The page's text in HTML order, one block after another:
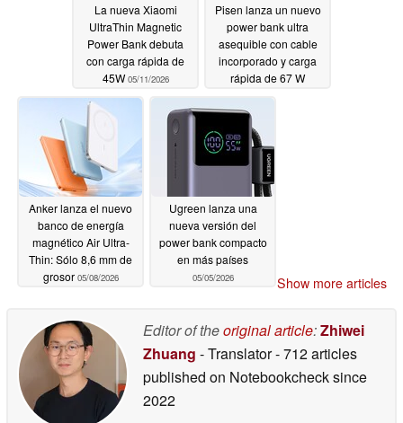
La nueva Xiaomi
UltraThin Magnetic
Power Bank debuta
con carga rápida de
45W05/11/2026
Pisen lanza un nuevo
power bank ultra
asequible con cable
incorporado y carga
rápida de 67 W
05/08/2026
Anker lanza el nuevo
banco de energía
magnético Air Ultra-
Thin: Sólo 8,6 mm de
grosor 05/08/2026
Ugreen lanza una
nueva versión del
power bank compacto
en más países
05/05/2026 Show more articles
Editor of theoriginal article:Zhiwei
Zhuang - Translator- 712 articles
published on Notebookchecksince
2022